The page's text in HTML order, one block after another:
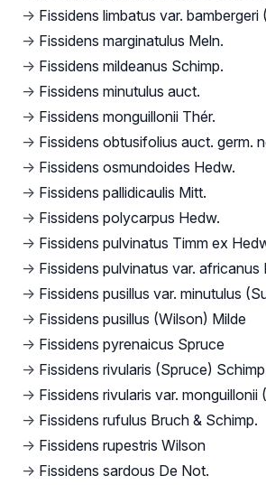
→ Fissidens limbatus var. bambergeri
→ Fissidens marginatulus Meln.
→ Fissidens mildeanus Schimp.
→ Fissidens minutulus auct.
→ Fissidens monguillonii Thér.
→ Fissidens obtusifolius auct. germ.
→ Fissidens osmundoides Hedw.
→ Fissidens pallidicaulis Mitt.
→ Fissidens polycarpus Hedw.
→ Fissidens pulvinatus Timm ex
→ Fissidens pulvinatus var. africanus
→ Fissidens pusillus var. minutulus
→ Fissidens pusillus (Wilson) Milde
→ Fissidens pyrenaicus Spruce
→ Fissidens rivularis (Spruce)
→ Fissidens rivularis var. monguillonii
→ Fissidens rufulus Bruch & Schimp.
→ Fissidens rupestris Wilson
→ Fissidens sardous De Not.